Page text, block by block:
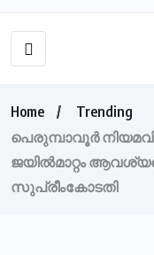
Home
Trending
പെരുമ്പാവൂർ
ജയിൽമാറ്റം
സുപ്രീംകോടതി